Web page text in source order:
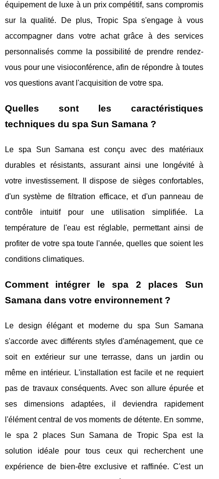
équipement de luxe à un prix compétitif, sans compromis
sur la qualité. De plus, Tropic Spa s'engage à vous
accompagner dans votre achat grâce à des services
personnalisés comme la possibilité de prendre rendez-
vous pour une visioconférence, afin de répondre à toutes
vos questions avant l'acquisition de votre spa.
Quelles sont les caractéristiques
techniques du spa Sun Samana ?
Le spa Sun Samana est conçu avec des matériaux
durables et résistants, assurant ainsi une longévité à
votre investissement. Il dispose de sièges confortables,
d'un système de filtration efficace, et d'un panneau de
contrôle intuitif pour une utilisation simplifiée. La
température de l'eau est réglable, permettant ainsi de
profiter de votre spa toute l'année, quelles que soient les
conditions climatiques.
Comment intégrer le spa 2 places Sun
Samana dans votre environnement ?
Le design élégant et moderne du spa Sun Samana
s'accorde avec différents styles d'aménagement, que ce
soit en extérieur sur une terrasse, dans un jardin ou
même en intérieur. L'installation est facile et ne requiert
pas de travaux conséquents. Avec son allure épurée et
ses dimensions adaptées, il deviendra rapidement
l'élément central de vos moments de détente. En somme,
le spa 2 places Sun Samana de Tropic Spa est la
solution idéale pour tous ceux qui recherchent une
expérience de bien-être exclusive et raffinée. C'est un